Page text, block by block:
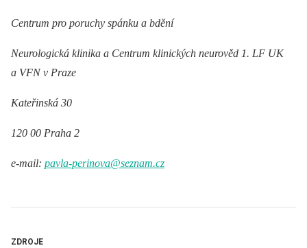
Centrum pro poruchy spánku a bdění
Neurologická klinika a Centrum klinických neurověd 1. LF UK
a VFN v Praze
Kateřinská 30
120 00 Praha 2
e-mail: pavla-perinova@seznam.cz
ZDROJE